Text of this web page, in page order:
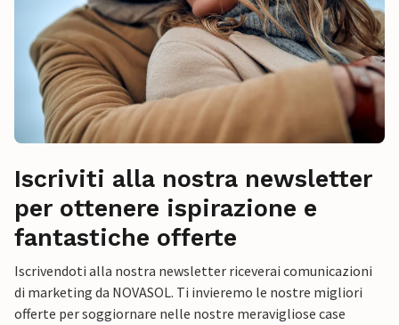
Iscriviti alla nostra newsletter
per ottenere ispirazione e
fantastiche offerte
Iscrivendoti alla nostra newsletter riceverai comunicazioni
di marketing da NOVASOL. Ti invieremo le nostre migliori
offerte per soggiornare nelle nostre meravigliose case